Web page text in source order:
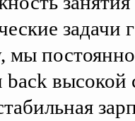
мы
высокой